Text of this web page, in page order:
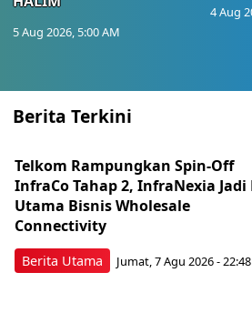
5 Aug 2026, 5:00 AM
4 Aug
Berita Terkini
Berita Utama
Telkom Rampungkan Spin-Off
InfraCo Tahap 2, InfraNexia Jadi
Utama Bisnis Wholesale
Connectivity
Jumat, 7 Agu 2026 - 22:48